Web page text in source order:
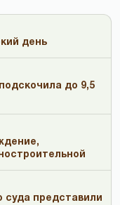
день
до 9,5
суда представили